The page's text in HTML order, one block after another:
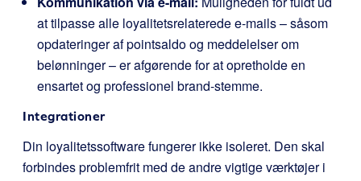
at tilpasse alle loyalitetsrelaterede e-mails – såsom
opdateringer af pointsaldo og meddelelser om
belønninger – er afgørende for at opretholde en
ensartet og professionel brand-stemme.
Integrationer
Din loyalitetssoftware fungerer ikke isoleret. Den skal
forbindes problemfrit med de andre vigtige værktøjer i